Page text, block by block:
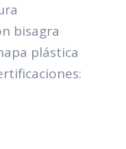
bisagra
plástica